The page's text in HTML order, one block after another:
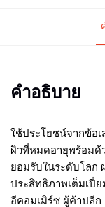
คำอธิบาย
ใช้ประโยชน์จากข้อ
ผิวที่หมดอายุพร้อม
ยอมรับในระดับโลก
ประสิทธิภาพเต็มเปี่
อีคอมเมิร์ซ ผู้ค้าปลีก